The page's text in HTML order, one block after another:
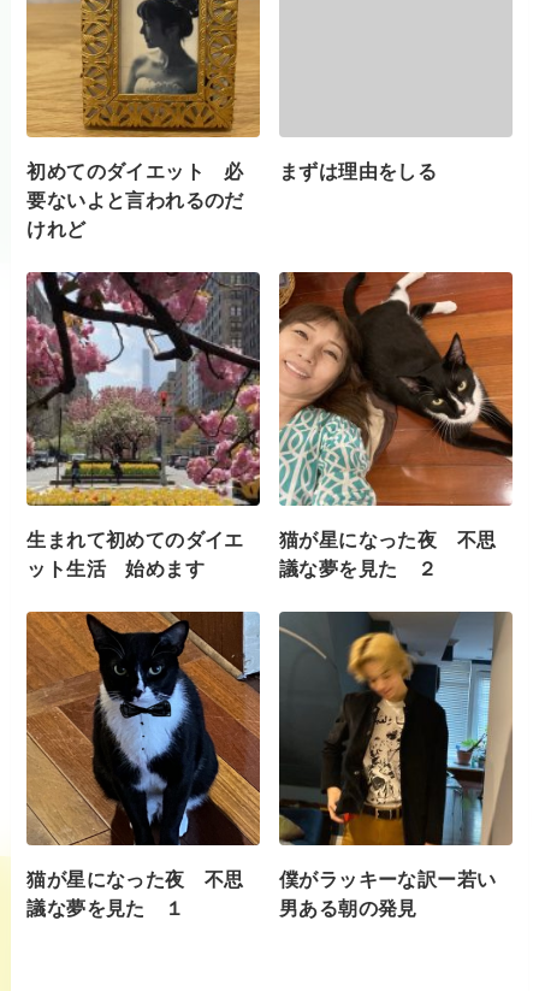
初めてのダイエット 必
要ないよと言われるのだ
けれど
まずは理由をしる
生まれて初めてのダイエ
ット生活 始めます
猫が星になった夜 不思
議な夢を見た ２
猫が星になった夜 不思
議な夢を見た １
僕がラッキーな訳ー若い
男ある朝の発見